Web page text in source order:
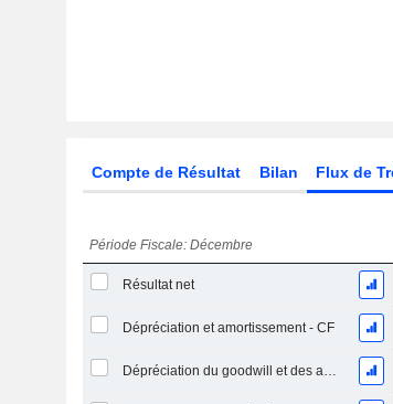
Compte de Résultat Bilan Flux de
Période Fiscale: Décembre
Résultat net
Dépréciation et amortissement - CF
Dépréciation du goodwill et des actifs intangibles